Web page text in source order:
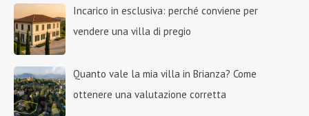
Incarico in esclusiva: perché conviene per
vendere una villa di pregio
Quanto vale la mia villa in Brianza? Come
ottenere una valutazione corretta